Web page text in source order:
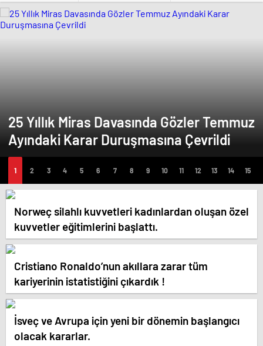
25 Yıllık Miras Davasında Gözler Temmuz
Ayındaki Karar Duruşmasına Çevrildi
Norweç silahlı kuvvetleri kadınlardan oluşan özel
kuvvetler eğitimlerini başlattı.
Cristiano Ronaldo’nun akıllara zarar tüm
kariyerinin istatistiğini çıkardık !
İsveç ve Avrupa için yeni bir dönemin başlangıcı
olacak kararlar.